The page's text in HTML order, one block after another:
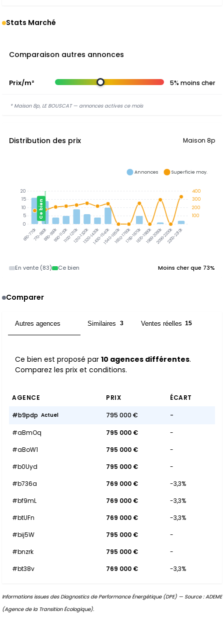
Stats Marché
Comparaison autres annonces
Prix/m² 5% moins cher
* Maison 8p, LE BOUSCAT — annonces actives ce mois
Distribution des prix Maison 8p
660-770k770-880k880-990k990-1100k1100-1210k1210-1320k1320-1430k1430-1540k1540-1650k1650-1760k1760-1870k1870-1980k1980-2090k2090-2200k2200-2310k
Ce bien
400
300
200
100
20
15
10
5
0
Annonces Superficie moy.
En vente (83) Ce bien Moins cher que 73%
Comparer
Autres agences Similaires 3 Ventes réelles 15
Ce bien est proposé par 10 agences différentes.
Comparez les prix et conditions.
AGENCE PRIX ÉCART
#b9pdp Actuel 795 000 € -
#aBmOq 795 000 €
-
#aBoW1
795 000 €
-
#b0Uyd
795 000 €
-
#b736a
769 000 €
-3,3%
#bf9mL
769 000 €
-3,3%
#btUFn
769 000 €
-3,3%
#bij5W
795 000 €
-
#bnzrk
795 000 €
-
#bt38v
769 000 € -3,3%
Informations issues des Diagnostics de Performance Énergétique (DPE) — Source : ADEME
(Agence de la Transition Écologique).